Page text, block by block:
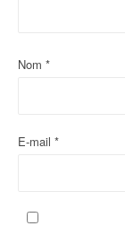
Nom *
E-mail *